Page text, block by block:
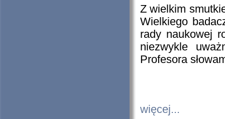
Z wielkim
Wielkiego
rady naukowej
niezwykle
Profesora
więcej...